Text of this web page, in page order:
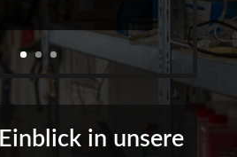
Einblick in unsere